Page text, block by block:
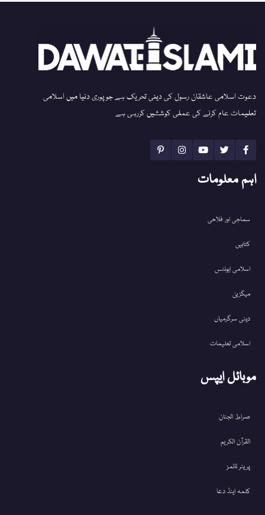
دعوت اسلامی عاشقان رسول کی دینی تحریک ہے جو پوری دنیا میں اسلامی
تعلیمات عام کرنے کی عملی کوششیں کررہی ہے
اہم معلومات
سماجی اور فلاحی
کتابیں
اسلامی ایونٹس
میگزین
دینی سرگرمیاں
اسلامی تعلیمات
موبائل ایپس
صراط الجنان
القرآن الکریم
پریئر ٹائمز
کلمہ اینڈ دعا